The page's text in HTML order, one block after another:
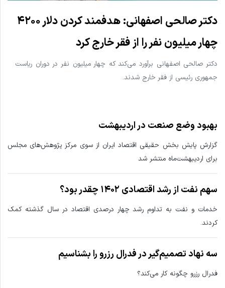
دکتر صالحی اصفهانی: هدفمند کردن دلار ۴۲۰۰
چهار میلیون نفر را از فقر خارج کرد
دکتر صالحی اصفهانی برآورد می‌کند که چهار میلیون نفر در دوران ریاست
جمهوری رئیسی از فقر خارج شدند.
بهبود وضع صنعت در اردیبهشت
گزارش پایش بخش حقیقی اقتصاد ایران از سوی مرکز پژوهش‌های مجلس
برای اردیبهشت‌ماه منتشر شد
سهم نفت از رشد اقتصادی ۱۴۰۲ چقدر بود؟
خدمات و نفت به تداوم رشد چهار درصدی اقتصاد در سال گذشته کمک
کردند.
سه نهاد تصمیم‌گیر در فدرال رزرو را بشناسیم
فدرال رزرو چگونه کار می‌کند؟